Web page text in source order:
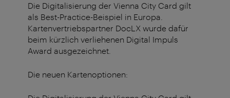
Die Digitalisierung der Vienna City Card gilt
als Best-Practice-Beispiel in Europa.
Kartenvertriebspartner DocLX wurde dafür
beim kürzlich verliehenen Digital Impuls
Award ausgezeichnet.
Die neuen Kartenoptionen: